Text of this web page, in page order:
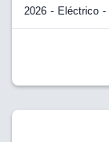
2026 Eléctrico